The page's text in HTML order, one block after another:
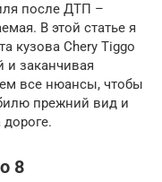
после ДТП –
В этой статье я
кузова Chery Tiggo
и заканчивая
все нюансы, чтобы
прежний вид и
8